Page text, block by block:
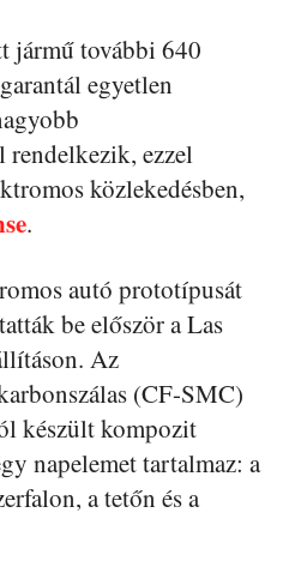
jármű további 640
egyetlen
rendelkezik, ezzel
közlekedésben,
.
autó prototípusát
be először a Las
Az
(CF-SMC)
készült kompozit
napelemet tartalmaz: a
a tetőn és a